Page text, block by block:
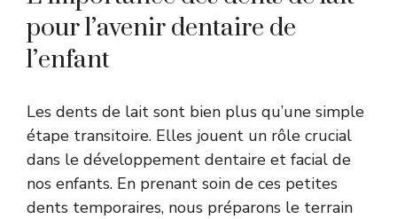
pour l’avenir dentaire de
l’enfant
Les dents de lait sont bien plus qu’une simple
étape transitoire. Elles jouent un rôle crucial
dans le développement dentaire et facial de
nos enfants. En prenant soin de ces petites
dents temporaires, nous préparons le terrain